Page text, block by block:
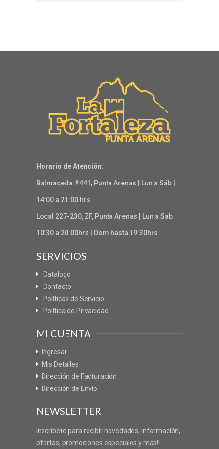
Horario de Atención:
Balmaceda #441, Punta Arenas | Lun a Sáb |
14:00 a 21:00 hrs
Local 227-230, ZF, Punta Arenas | Lun a Sab |
10:30 a 20:00hrs | Dom hasta 19:30hrs
SERVICIOS
Catalogo
Contacto
Políticas de Servicio
Política de Privacidad
MI CUENTA
Ingresar
Mis Detalles
Dirección de Facturación
Dirección de Envío
NEWSLETTER
Inscríbete para recibir novedades, información,
ofertas, promociones especiales y más!!